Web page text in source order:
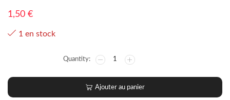
1,50 €
1 en stock
Ajouter au panier